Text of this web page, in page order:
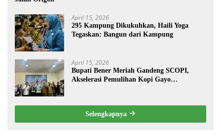
April 15, 2026
295 Kampung Dikukuhkan, Haili Yoga
Tegaskan: Bangun dari Kampung
April 15, 2026
Bupati Bener Meriah Gandeng SCOPI,
Akselerasi Pemulihan Kopi Gayo
Selengkapnya